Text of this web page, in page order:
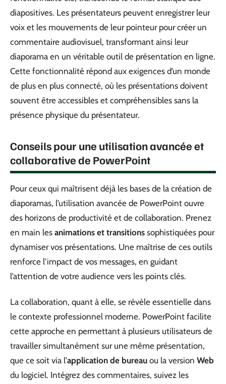
diapositives. Les présentateurs peuvent enregistrer leur
voix et les mouvements de leur pointeur pour créer un
commentaire audiovisuel, transformant ainsi leur
diaporama en un véritable outil de présentation en ligne.
Cette fonctionnalité répond aux exigences d’un monde
de plus en plus connecté, où les présentations doivent
souvent être accessibles et compréhensibles sans la
présence physique du présentateur.
Conseils pour une utilisation avancée et
collaborative de PowerPoint
Pour ceux qui maîtrisent déjà les bases de la création de
diaporamas, l’utilisation avancée de PowerPoint ouvre
des horizons de productivité et de collaboration. Prenez
en main les animations et transitions sophistiquées pour
dynamiser vos présentations. Une maîtrise de ces outils
renforce l’impact de vos messages, en guidant
l’attention de votre audience vers les points clés.
La collaboration, quant à elle, se révèle essentielle dans
le contexte professionnel moderne. PowerPoint facilite
cette approche en permettant à plusieurs utilisateurs de
travailler simultanément sur une même présentation,
que ce soit via l’application de bureau ou la version Web
du logiciel. Intégrez des commentaires, suivez les